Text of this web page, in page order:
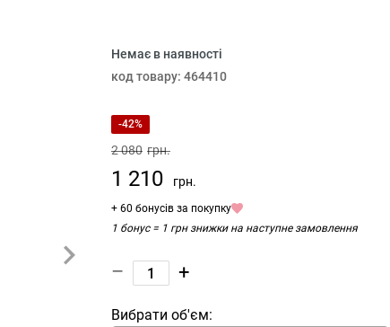
SALE
Немає в наявності
код товару: 464410
-42%
2 080 грн.
1 210 грн.
+ 60 бонусів за покупку
1 бонус = 1 грн знижки на наступне замовлення
– +
Вибрати об'єм: